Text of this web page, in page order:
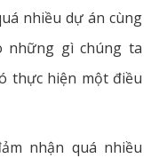
nhiều dự án cùng
những gì chúng ta
thực hiện một điều
nhận quá nhiều